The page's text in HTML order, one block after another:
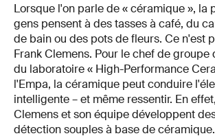
Lorsque l'on parle de « céramique », la
gens pensent à des tasses à café, du
de bain ou des pots de fleurs. Ce n'est
Frank Clemens. Pour le chef de groupe
du laboratoire « High-Performance
l'Empa, la céramique peut conduire
intelligente – et même ressentir. En
Clemens et son équipe développent
détection souples à base de